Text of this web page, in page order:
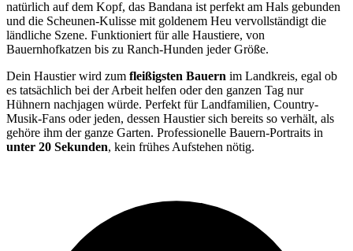
natürlich auf dem Kopf, das Bandana ist perfekt am Hals gebunden
und die Scheunen-Kulisse mit goldenem Heu vervollständigt die
ländliche Szene. Funktioniert für alle Haustiere, von
Bauernhofkatzen bis zu Ranch-Hunden jeder Größe.
Dein Haustier wird zum fleißigsten Bauern im Landkreis, egal ob
es tatsächlich bei der Arbeit helfen oder den ganzen Tag nur
Hühnern nachjagen würde. Perfekt für Landfamilien, Country-
Musik-Fans oder jeden, dessen Haustier sich bereits so verhält, als
gehöre ihm der ganze Garten. Professionelle Bauern-Portraits in
unter 20 Sekunden, kein frühes Aufstehen nötig.